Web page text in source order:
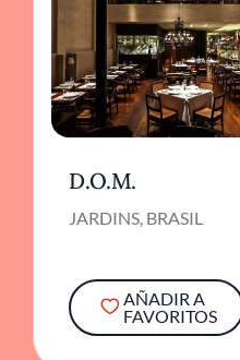
D.O.M.
JARDINS, BRASIL
AÑADIR A
FAVORITOS